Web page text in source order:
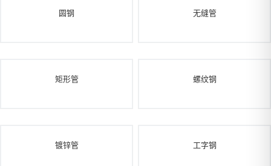
圆钢 无缝管
矩形管 螺纹钢
镀锌管 工字钢